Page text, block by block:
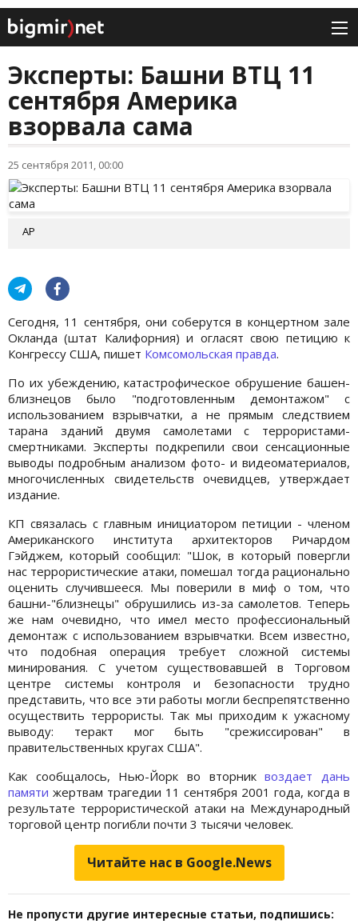
Эксперты: Башни ВТЦ 11
сентября Америка
взорвала сама
25 сентября 2011, 00:00
АР
Сегодня, 11 сентября, они соберутся в концертном зале
Окланда (штат Калифорния) и огласят свою петицию к
Конгрессу США, пишет Комсомольская правда.
По их убеждению, катастрофическое обрушение башен-
близнецов было "подготовленным демонтажом" с
использованием взрывчатки, а не прямым следствием
тарана зданий двумя самолетами с террористами-
смертниками. Эксперты подкрепили свои сенсационные
выводы подробным анализом фото- и видеоматериалов,
многочисленных свидетельств очевидцев, утверждает
издание.
КП связалась с главным инициатором петиции - членом
Американского института архитекторов Ричардом
Гэйджем, который сообщил: "Шок, в который повергли
нас террористические атаки, помешал тогда рационально
оценить случившееся. Мы поверили в миф о том, что
башни-"близнецы" обрушились из-за самолетов. Теперь
же нам очевидно, что имел место профессиональный
демонтаж с использованием взрывчатки. Всем известно,
что подобная операция требует сложной системы
минирования. С учетом существовавшей в Торговом
центре системы контроля и безопасности трудно
представить, что все эти работы могли беспрепятственно
осуществить террористы. Так мы приходим к ужасному
выводу: теракт мог быть "срежиссирован" в
правительственных кругах США".
Как сообщалось, Нью-Йорк во вторниквоздает дань
памяти жертвам трагедии 11 сентября 2001 года, когда в
результате террористической атаки на Международный
торговой центр погибли почти 3 тысячи человек.
Читайте нас в Google.News
Не пропусти другие интересные статьи, подпишись: